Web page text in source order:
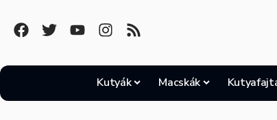
Kutyák Macskák